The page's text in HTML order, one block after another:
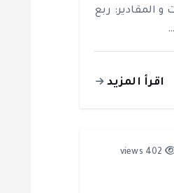
المقادير: ربع
اقرأ المزيد